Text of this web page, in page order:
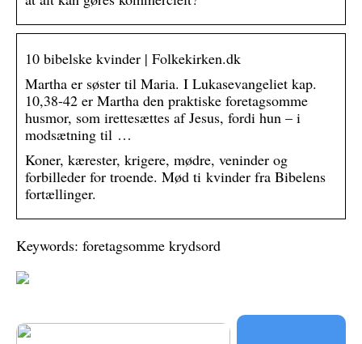
10 bibelske kvinder | Folkekirken.dk
Martha er søster til Maria. I Lukasevangeliet kap.
10,38-42 er Martha den praktiske foretagsomme
husmor, som irettesættes af Jesus, fordi hun – i
modsætning til …
Koner, kærester, krigere, mødre, veninder og
forbilleder for troende. Mød ti kvinder fra Bibelens
fortællinger.
Keywords: foretagsomme krydsord